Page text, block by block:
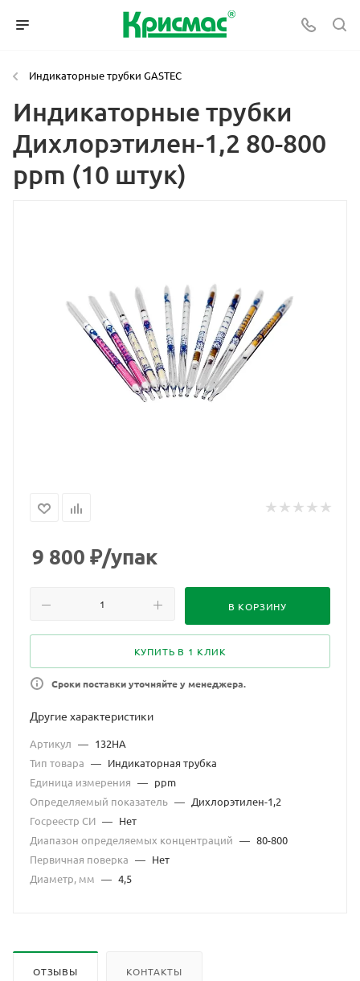
Индикаторные трубки GASTEC
Индикаторные трубки
Дихлорэтилен-1,2 80-800
ppm (10 штук)
9 800 ₽/упак
В КОРЗИНУ
КУПИТЬ В 1 КЛИК
Сроки поставки уточняйте у менеджера.
Другие характеристики
Артикул — 132HA
Тип товара — Индикаторная трубка
Единица измерения — ppm
Определяемый показатель — Дихлорэтилен-1,2
Госреестр СИ — Нет
Диапазон определяемых концентраций — 80-800
Первичная поверка — Нет
Диаметр, мм — 4,5
ОТЗЫВЫ КОНТАКТЫ